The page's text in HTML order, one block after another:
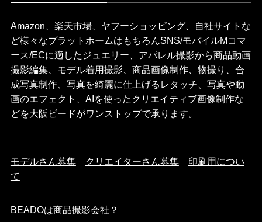
Amazon、楽天市場、ヤフーショッピング、自社サイトな
ど様々なプラットホームはもちろんSNS/モバイルMコマ
ース/ECに適したジュエリー、アパレル撮影から商品動画
撮影編集、モデル着用撮影、商品画像制作、物撮り、合
成写真制作、写真を綺麗に仕上げるレタッチ、写真や動
画のエフェクト、AIを使ったクリエイティブ画像制作な
どを大阪ビードがワンストップで承ります。
モデルさん募集 クリエイターさん募集
印刷用につい
て
BEADOは商品撮影会社？